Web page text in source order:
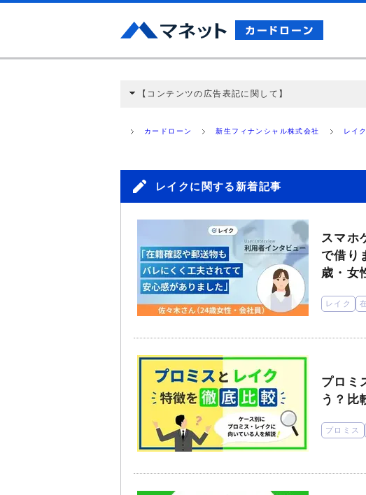
【コンテンツの広告表記に関して】
ミ収集などに基づき、公平性を担保した情報提供を行っ
カードローン 新生フィナンシャル株式会社 レイク
レイクに関する新着記事
スマホ
で借り
歳・女
レイク
プロミ
う？比
プロミス